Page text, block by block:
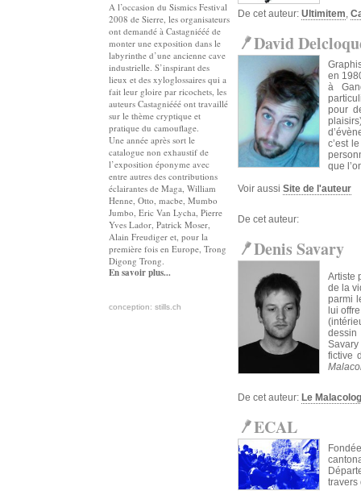
A l’occasion du Sismics Festival
2008 de Sierre, les organisateurs
ont demandé à Castagniééé de
monter une exposition dans le
labyrinthe d’une ancienne cave
industrielle. S’inspirant des
lieux et des xyloglossaires qui a
fait leur gloire par ricochets, les
auteurs Castagniééé ont travaillé
sur le thème cryptique et
pratique du camouflage.
Une année après sort le
catalogue non exhaustif de
l’exposition éponyme avec
entre autres des contributions
éclairantes de Maga, William
Henne, Otto, macbe, Mumbo
Jumbo, Eric Van Lycha, Pierre
Yves Lador, Patrick Moser,
Alain Freudiger et, pour la
première fois en Europe, Trong
Digong Trong.
En savoir plus...
conception: stills.ch
De cet auteur: Ultimitem,
David
en
à
pour
c’est
que
Voir aussi Site de l'auteur
De cet auteur:
Denis Savary
Artiste
de la
parmi
lui
dessin
fictive
De cet auteur: Le
ECAL
travers